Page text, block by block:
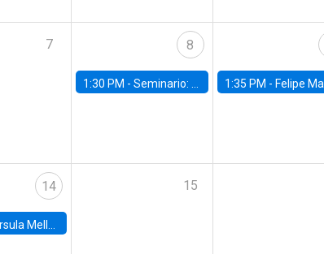
7 8
1:30 PM -Seminario: “Recuperando la humanidad para progresar en la era de la IA» 1:35 PM - Felipe Martínez, alumno Doctorado en
14
Insper - Institute of Education and Research
15